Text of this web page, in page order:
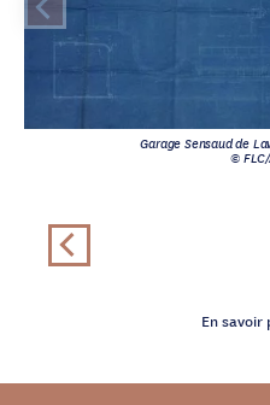
Garage Sensaud de
©
En